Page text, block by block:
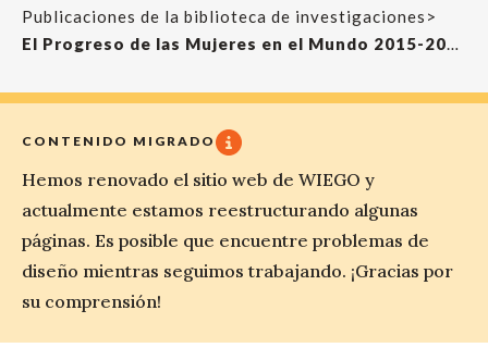
Publicaciones de la biblioteca de investigaciones >
El Progreso de las Mujeres en el Mundo 2015-2016: Transformar las economías para realizar los derechos
CONTENIDO MIGRADO
Hemos renovado el sitio web de WIEGO y
actualmente estamos reestructurando algunas
páginas. Es posible que encuentre problemas de
diseño mientras seguimos trabajando. ¡Gracias por
su comprensión!